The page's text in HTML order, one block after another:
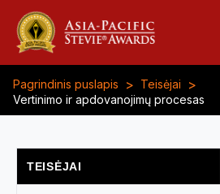
Pagrindinis puslapis > Teisėjai >
Vertinimo ir apdovanojimų procesas
TEISĖJAI